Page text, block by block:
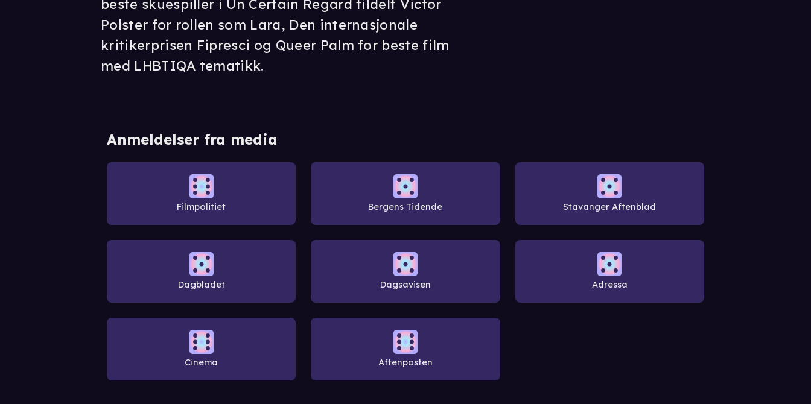
Anmeldelser fra media
Filmpolitiet Bergens Tidende Stavanger Aftenblad
Dagbladet Dagsavisen Adressa
Cinema Aftenposten
beste skuespiller i Un Certain Regard tildelt Victor
Polster for rollen som Lara, Den internasjonale
kritikerprisen Fipresci og Queer Palm for beste film
med LHBTIQA tematikk.